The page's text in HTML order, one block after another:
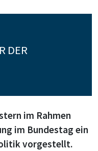
DER
im Rahmen
im Bundestag ein
vorgestellt.